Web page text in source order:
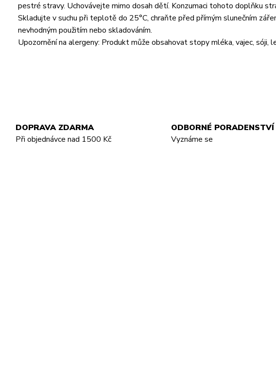
pestré stravy. Uchovávejte mimo dosah dětí. Konzumaci tohoto doplňku
Skladujte v suchu při teplotě do 25°C, chraňte před přímým slunečním
nevhodným použitím nebo skladováním.
Upozornění na alergeny: Produkt může obsahovat stopy mléka, vajec, sóji,
DOPRAVA ZDARMA
Při objednávce nad 1500 Kč
ODBORNÉ PORADENSTVÍ
Vyznáme se